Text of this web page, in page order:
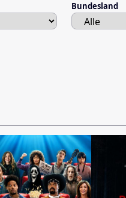
Bundesland